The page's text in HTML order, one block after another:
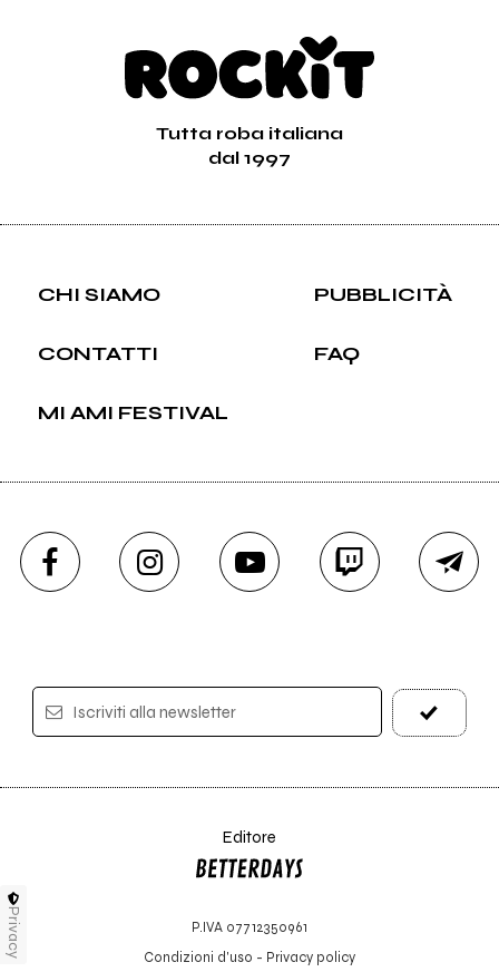
Tutta roba italiana
dal 1997
CHI SIAMO PUBBLICITÀ
CONTATTI FAQ
MI AMI FESTIVAL
Iscriviti alla newsletter
Editore
P.IVA 07712350961
Condizioni d'uso - Privacy policy
Privacy